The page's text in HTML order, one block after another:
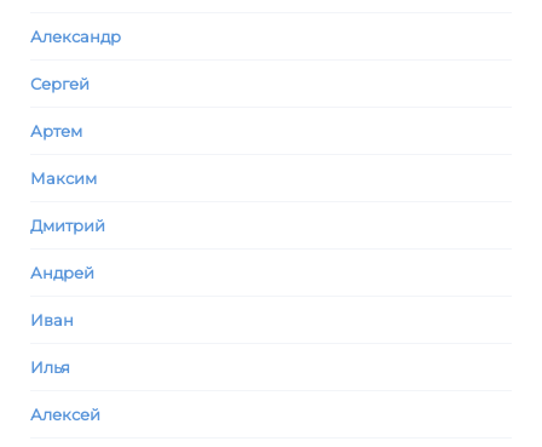
Александр
Сергей
Артем
Максим
Дмитрий
Андрей
Иван
Илья
Алексей